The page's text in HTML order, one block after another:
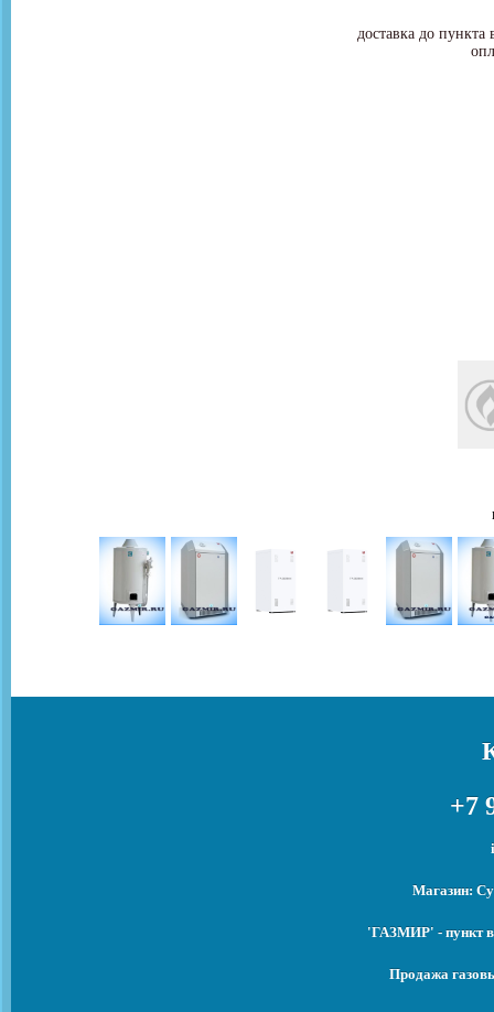
доставка до
+7
Магазин:
'ГАЗМИР' - пункт
Продажа